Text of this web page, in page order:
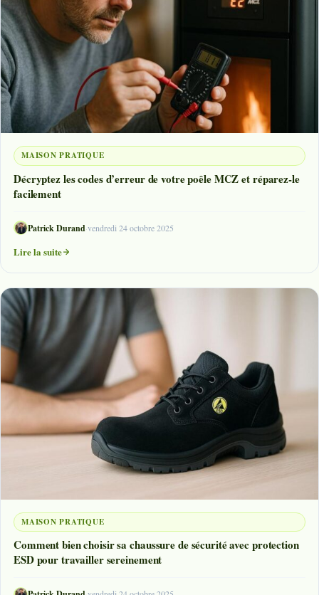
MAISON PRATIQUE
Décryptez les codes d’erreur de votre poêle MCZ et réparez-le
facilement
Patrick Durand·vendredi 24 octobre 2025
Lire la suite
MAISON PRATIQUE
Comment bien choisir sa chaussure de sécurité avec protection
ESD pour travailler sereinement